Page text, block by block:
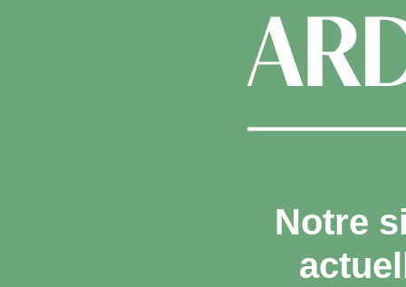
Notre